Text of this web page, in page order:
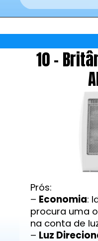
10 -
Prós:
– Economia:
procura uma
na conta de
– Luz